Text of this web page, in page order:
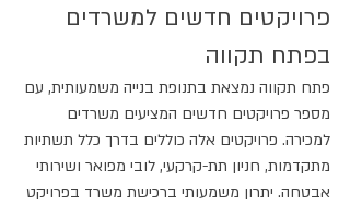
פרויקטים חדשים למשרדים
בפתח תקווה
פתח תקווה נמצאת בתנופת בנייה משמעותית, עם
מספר פרויקטים חדשים המציעים משרדים
למכירה. פרויקטים אלה כוללים בדרך כלל תשתיות
מתקדמות, חניון תת-קרקעי, לובי מפואר ושירותי
אבטחה. יתרון משמעותי ברכישת משרד בפרויקט